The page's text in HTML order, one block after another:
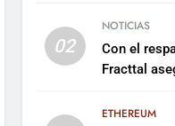
02
NOTICIAS
Con el
Fracttal
plataforma
ETHEREUM